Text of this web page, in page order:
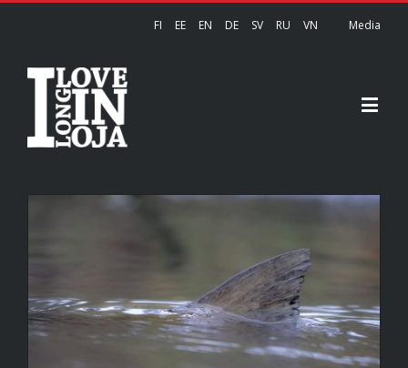
FI EE EN DE SV RU VN Media